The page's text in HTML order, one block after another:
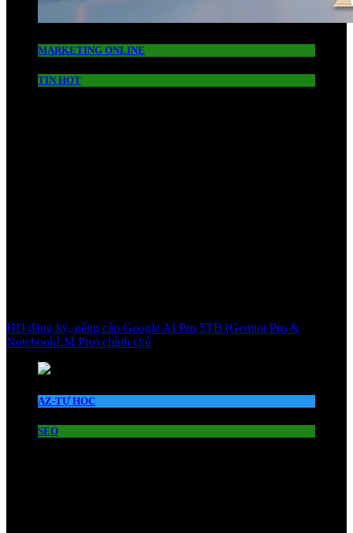
MARKETING ONLINE
TIN HOT
HD đăng ký, nâng cấp Google AI Pro 5TB (Gemini Pro &
NotebookLM Pro) chính chủ
AZ-TỰ HỌC
SEO